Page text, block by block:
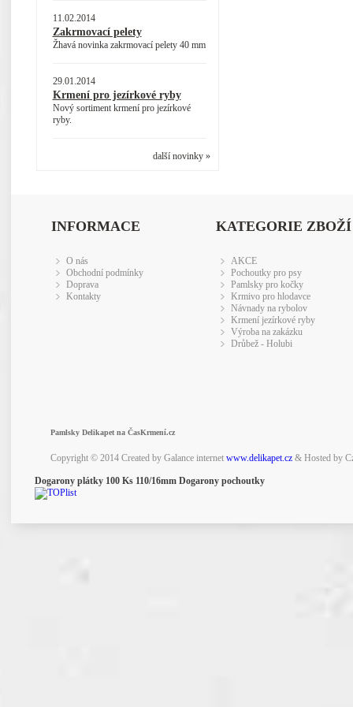
11.02.2014
Zakrmovací pelety
Žhavá novinka zakrmovací pelety 40 mm
29.01.2014
Krmení pro jezírkové ryby
Nový sortiment krmení pro jezírkové
ryby.
další novinky »
INFORMACE
O nás
Obchodní podmínky
Doprava
Kontakty
KATEGORIE ZBOŽÍ
AKCE
Pochoutky pro psy
Pamlsky pro kočky
Krmivo pro hlodavce
Návnady na rybolov
Krmení jezírkové ryby
Výroba na zakázku
Drůbež - Holubi
Pamlsky Delikapet na ČasKrmení.cz
Copyright © 2014 Created by Galance internet www.delikapet.cz& Hosted by
Dogarony plátky 100 Ks 110/16mm Dogarony pochoutky